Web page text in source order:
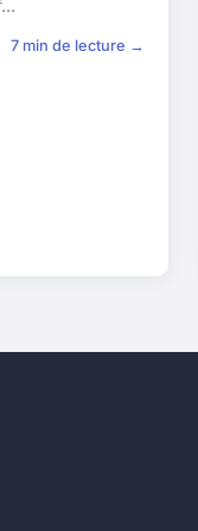
7 min de lecture →